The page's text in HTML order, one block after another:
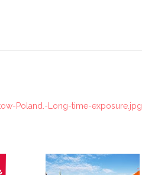
Poland.-Long-time-exposure.jpg